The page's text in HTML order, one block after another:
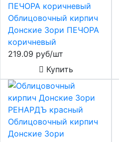
Облицовочный кирпич
Донские Зори ПЕЧОРА
коричневый
219.09 руб/шт
Купить
Облицовочный кирпич
Донские Зори